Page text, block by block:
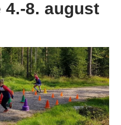
4.-8. august